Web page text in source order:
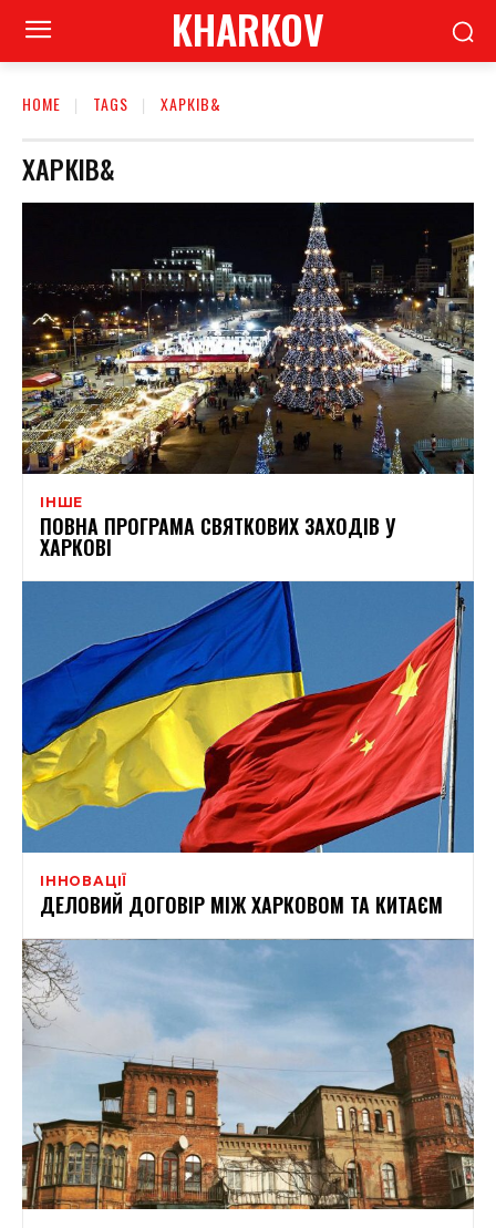
KHARKOV
HOME TAGS ХАРКІВ&
ХАРКІВ&
ІНШЕ
ПОВНА ПРОГРАМА СВЯТКОВИХ ЗАХОДІВ У
ХАРКОВІ
ІННОВАЦІЇ
ДЕЛОВИЙ ДОГОВІР МІЖ ХАРКОВОМ ТА КИТАЄМ